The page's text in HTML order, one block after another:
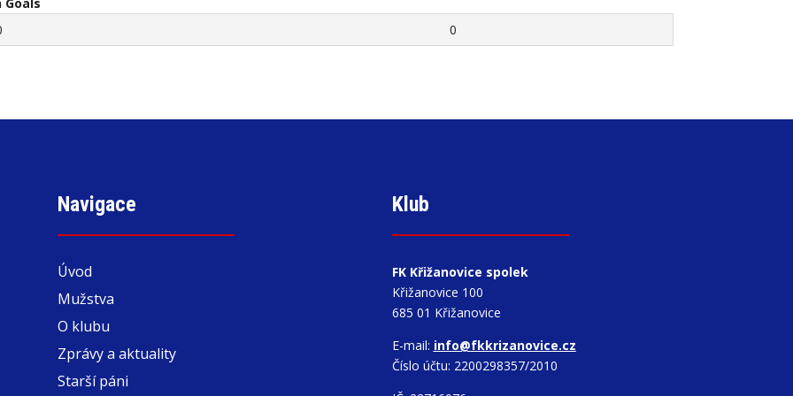
0
Navigace
Úvod
Mužstva
O klubu
Zprávy a aktuality
Starší páni
Klub
FK Křižanovice spolek
Křižanovice 100
685 01 Křižanovice
E-mail: info@fkkrizanovice.cz
Číslo účtu: 2200298357/2010